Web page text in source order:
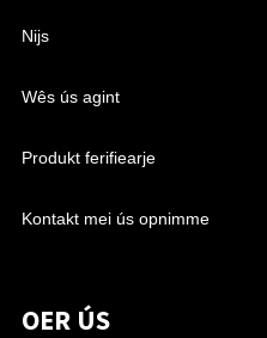
Nijs
Wês ús agint
Produkt ferifiearje
Kontakt mei ús opnimme
OER ÚS